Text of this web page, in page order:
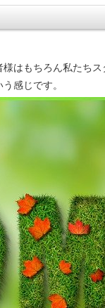
はもちろん私たち
感じです。